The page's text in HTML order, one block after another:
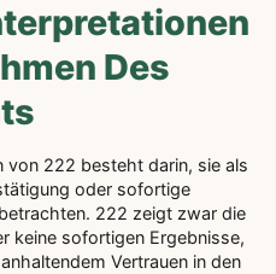
Des
von 222 besteht darin, sie als
oder sofortige
222 zeigt zwar die
keine sofortigen Ergebnisse,
Vertrauen in den